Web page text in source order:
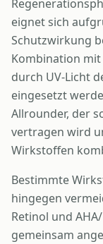
eignet sich
Schutzwirkung
Kombination
durch UV-Licht
eingesetzt
Allrounder, der
vertragen wird
Wirkstoffen
Bestimmte
hingegen
Retinol und
gemeinsam